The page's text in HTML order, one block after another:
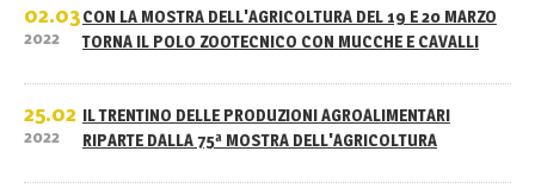
02.03
2022
CON LA MOSTRA DELL'AGRICOLTURA DEL 19 E 20 MARZO
TORNA IL POLO ZOOTECNICO CON MUCCHE E CAVALLI
25.02
2022
IL TRENTINO DELLE PRODUZIONI AGROALIMENTARI
RIPARTE DALLA 75ª MOSTRA DELL'AGRICOLTURA